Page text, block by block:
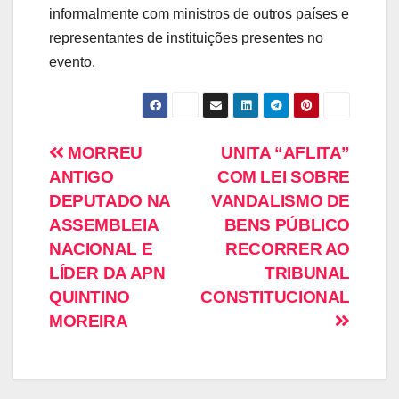
informalmente com ministros de outros países e
representantes de instituições presentes no
evento.
UNITA “AFLITA”
COM LEI SOBRE
VANDALISMO DE
BENS PÚBLICO
RECORRER AO
TRIBUNAL
CONSTITUCIONAL
MORREU
ANTIGO
DEPUTADO NA
ASSEMBLEIA
NACIONAL E
LÍDER DA APN
QUINTINO
MOREIRA